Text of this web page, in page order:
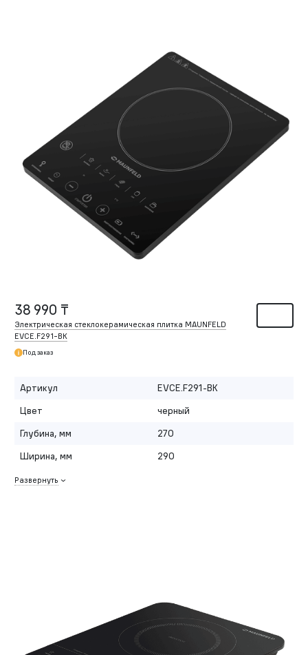
38 990 ₸
Электрическая стеклокерамическая плитка MAUNFELD
EVCE.F291-BK
Под заказ
Артикул
EVCE.F291-BK
Цвет
черный
Глубина, мм
270
Ширина, мм
290
Развернуть